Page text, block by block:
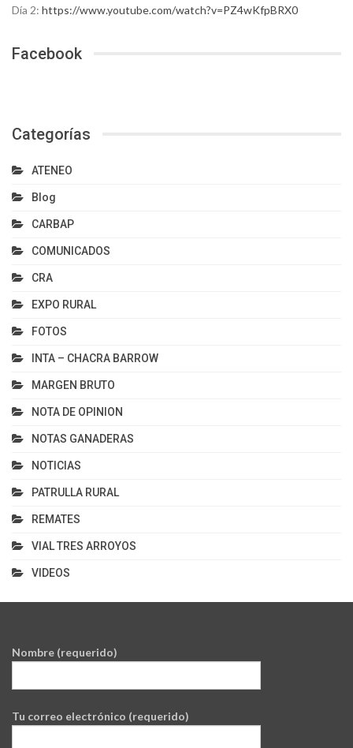
Día 2: https://www.youtube.com/watch?v=PZ4wKfpBRX0
Facebook
Categorías
ATENEO
Blog
CARBAP
COMUNICADOS
CRA
EXPO RURAL
FOTOS
INTA – CHACRA BARROW
MARGEN BRUTO
NOTA DE OPINION
NOTAS GANADERAS
NOTICIAS
PATRULLA RURAL
REMATES
VIAL TRES ARROYOS
VIDEOS
Nombre (requerido)
Tu correo electrónico (requerido)